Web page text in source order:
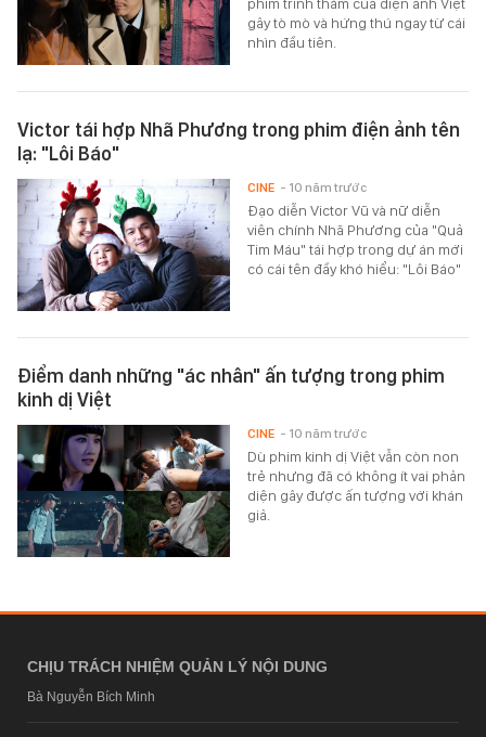
gây tò mò và hứng thú ngay từ cái
nhìn đầu tiên.
Victor tái hợp Nhã Phương trong phim điện ảnh tên
lạ: "Lôi Báo"
Đạo diễn Victor Vũ và nữ diễn
viên chính Nhã Phương của "Quả
Tim Máu" tái hợp trong dự án mới
có cái tên đầy khó hiểu: "Lôi Báo"
CINE - 10 năm trước
Điểm danh những "ác nhân" ấn tượng trong phim
kinh dị Việt
Dù phim kinh dị Việt vẫn còn non
trẻ nhưng đã có không ít vai phản
diện gây được ấn tượng với khán
giả.
CINE - 10 năm trước
CHỊU TRÁCH NHIỆM QUẢN LÝ NỘI DUNG
Bà Nguyễn Bích Minh